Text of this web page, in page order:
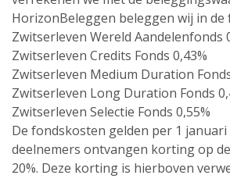
HorizonBeleggen beleggen wij in de
Zwitserleven Wereld Aandelen­fonds
Zwitserleven Credits Fonds 0,43%
Zwitserleven Medium Duration
Zwitserleven Long Duration Fonds
Zwitserleven Selectie Fonds 0,55%
De fondskosten gelden per 1 januari
deelnemers ontvangen korting op
20%. Deze korting is hierboven